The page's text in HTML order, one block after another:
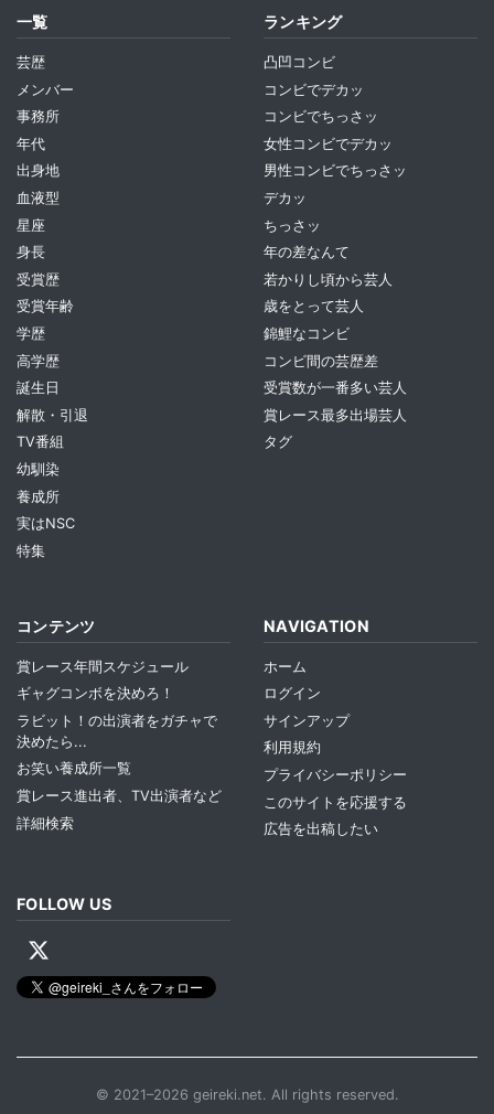
一覧
芸歴
メンバー
事務所
年代
出身地
血液型
星座
身長
受賞歴
受賞年齢
学歴
高学歴
誕生日
解散・引退
TV番組
幼馴染
養成所
実はNSC
特集
ランキング
凸凹コンビ
コンビでデカッ
コンビでちっさッ
女性コンビでデカッ
男性コンビでちっさッ
デカッ
ちっさッ
年の差なんて
若かりし頃から芸人
歳をとって芸人
錦鯉なコンビ
コンビ間の芸歴差
受賞数が一番多い芸人
賞レース最多出場芸人
タグ
コンテンツ
賞レース年間スケジュール
ギャグコンボを決めろ！
ラビット！の出演者をガチャで
決めたら...
お笑い養成所一覧
賞レース進出者、TV出演者など
詳細検索
NAVIGATION
ホーム
ログイン
サインアップ
利用規約
プライバシーポリシー
このサイトを応援する
広告を出稿したい
FOLLOW US
© 2021–2026 geireki.net. All rights reserved.